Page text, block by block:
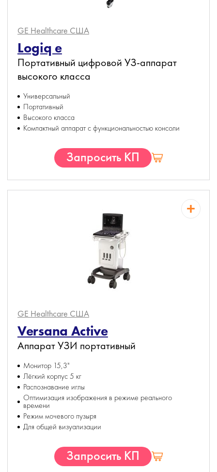
GE Healthcare США
Logiq e
Портативный цифровой УЗ-аппарат
высокого класса
Универсальный
Портативный
Высокого класса
Компактный аппарат с функциональностью консоли
Запросить КП
GE Healthcare США
Versana Active
Аппарат УЗИ портативный
Монитор 15,3"
Лёгкий корпус 5 кг
Распознавание иглы
Оптимизация изображения в режиме реального
времени
Режим мочевого пузыря
Для общей визуализации
Запросить КП